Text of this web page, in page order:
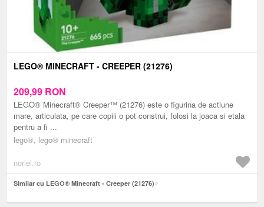
LEGO® MINECRAFT - CREEPER (21276)
209,99 RON
LEGO® Minecraft® Creeper™ (21276) este o figurina de actiune
mare, articulata, pe care copiii o pot construi, folosi la joaca si etala
pentru a fi ...
lego®, lego® minecraft
noriel.ro
Similar cu LEGO® Minecraft - Creeper (21276)